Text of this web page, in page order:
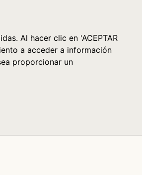
Al hacer clic en 'ACEPTAR
a acceder a información
proporcionar un